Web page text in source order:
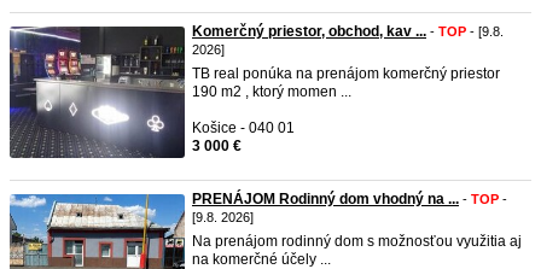
Komerčný priestor, obchod, kav ... - TOP - [9.8.
2026]
TB real ponúka na prenájom komerčný priestor
190 m2 , ktorý momen ...
Košice - 040 01
3 000 €
PRENÁJOM Rodinný dom vhodný na ... - TOP -
[9.8. 2026]
Na prenájom rodinný dom s možnosťou využitia aj
na komerčné účely ...